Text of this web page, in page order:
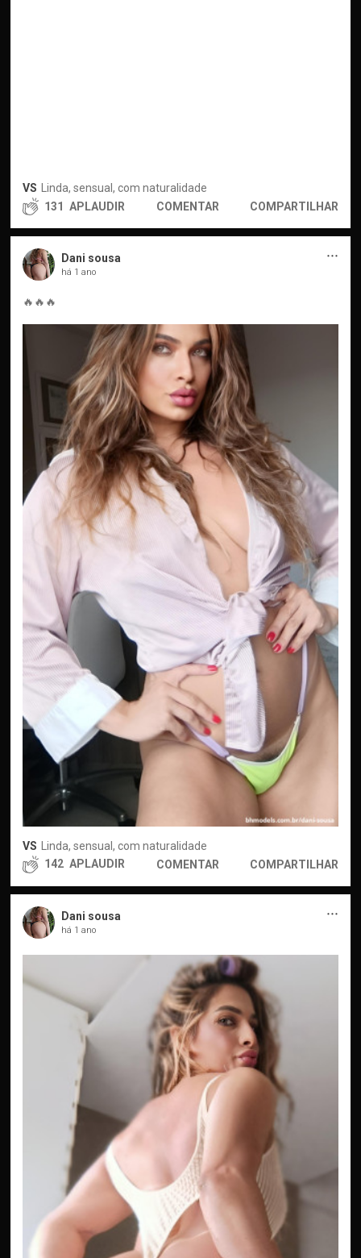
VS
Linda, sensual, com naturalidade
131 APLAUDIR COMENTAR COMPARTILHAR
Dani sousa
há 1 ano
···
🔥🔥🔥
VS
Linda, sensual, com naturalidade
142 APLAUDIR COMENTAR COMPARTILHAR
Dani sousa
há 1 ano
···